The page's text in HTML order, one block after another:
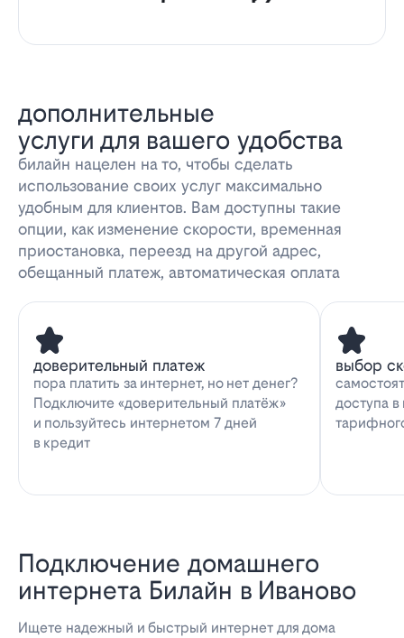
дополнительные
услуги для вашего удобства
билайн нацелен на то, чтобы сделать
использование своих услуг максимально
удобным для клиентов. Вам доступны такие
опции, как изменение скорости, временная
приостановка, переезд на другой адрес,
обещанный платеж, автоматическая оплата
доверительный платеж
пора платить за интернет, но нет денег?
Подключите «доверительный платёж»
и пользуйтесь интернетом 7 дней
в кредит
выбор
доступа
Подключение домашнего
интернета Билайн в Иваново
Ищете надежный и быстрый интернет для дома